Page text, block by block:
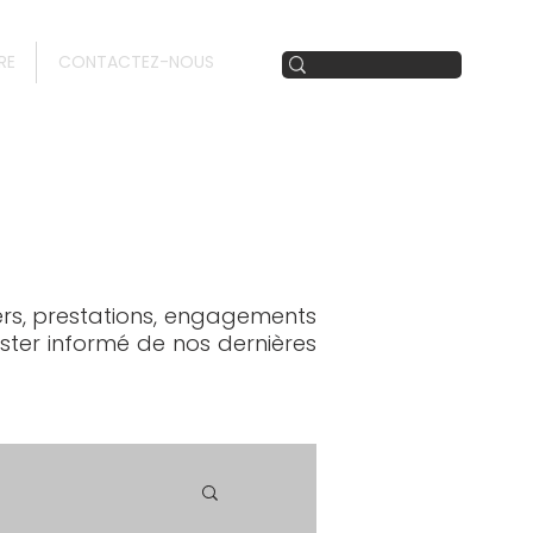
CONTACTEZ-NOUS
prestations, engagements
informé de nos dernières